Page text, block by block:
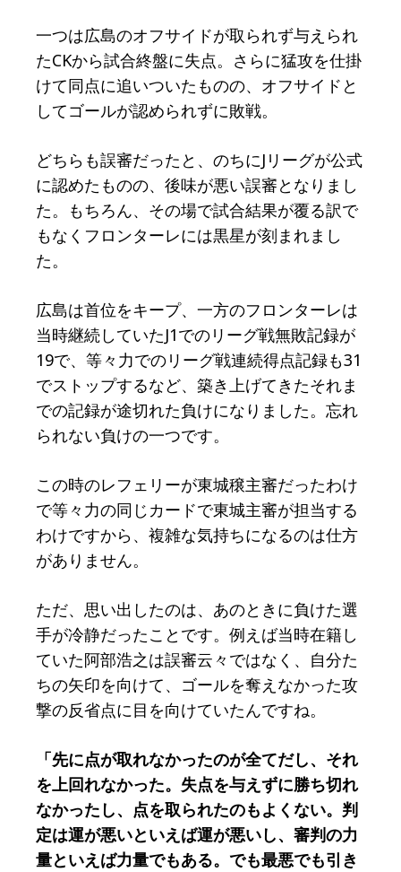
一つは広島のオフサイドが取られず与えられ
たCKから試合終盤に失点。さらに猛攻を仕掛
けて同点に追いついたものの、オフサイドと
してゴールが認められずに敗戦。
どちらも誤審だったと、のちにJリーグが公式
に認めたものの、後味が悪い誤審となりまし
た。もちろん、その場で試合結果が覆る訳で
もなくフロンターレには黒星が刻まれまし
た。
広島は首位をキープ、一方のフロンターレは
当時継続していたJ1でのリーグ戦無敗記録が
19で、等々力でのリーグ戦連続得点記録も31
でストップするなど、築き上げてきたそれま
での記録が途切れた負けになりました。忘れ
られない負けの一つです。
この時のレフェリーが東城穣主審だったわけ
で等々力の同じカードで東城主審が担当する
わけですから、複雑な気持ちになるのは仕方
がありません。
ただ、思い出したのは、あのときに負けた選
手が冷静だったことです。例えば当時在籍し
ていた阿部浩之は誤審云々ではなく、自分た
ちの矢印を向けて、ゴールを奪えなかった攻
撃の反省点に目を向けていたんですね。
「先に点が取れなかったのが全てだし、それ
を上回れなかった。失点を与えずに勝ち切れ
なかったし、点を取られたのもよくない。判
定は運が悪いといえば運が悪いし、審判の力
量といえば力量でもある。でも最悪でも引き